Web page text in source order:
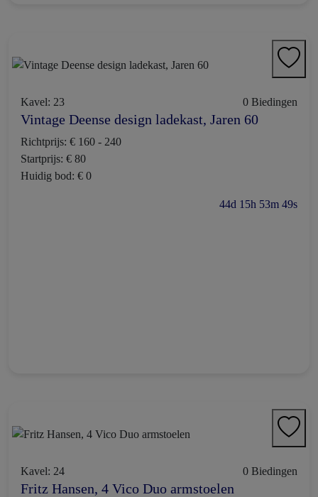
Kavel: 23 0 Biedingen
Vintage Deense design ladekast, Jaren 60
Richtprijs: € 160 - 240
Startprijs: € 80
Huidig bod: € 0
44d 15h 53m 48s
Kavel: 24 0 Biedingen
Fritz Hansen, 4 Vico Duo armstoelen